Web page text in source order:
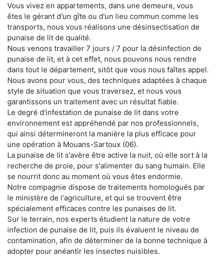
Vous vivez en appartements, dans une demeure, vous
êtes le gérant d'un gîte ou d'un lieu commun comme les
transports, nous vous réalisons une désinsectisation de
punaise de lit de qualité.
Nous venons travailler 7 jours / 7 pour la désinfection de
punaise de lit, et à cet effet, nous pouvons nous rendre
dans tout le département, sitôt que vous nous faîtes appel.
Nous avons pour vous, des techniques adaptées à chaque
style de situation que vous traversez, et nous vous
garantissons un traitement avec un résultat fiable.
Le degré d'infestation de punaise de lit dans votre
environnement est appréhendé par nos professionnels,
qui ainsi détermineront la manière la plus efficace pour
une opération à Mouans-Sartoux (06).
La punaise de lit s'avère être active la nuit, où elle sort à la
recherche de proie, pour s'alimenter du sang humain. Elle
se nourrit donc au moment où vous êtes endormie.
Notre compagnie dispose de traitements homologués par
le ministère de l'agriculture, et qui se trouvent être
spécialement efficaces contre les punaises de lit.
Sur le terrain, nos experts étudient la nature de votre
infection de punaise de lit, puis ils évaluent le niveau de
contamination, afin de déterminer de la bonne technique à
adopter pour anéantir les insectes nuisibles.